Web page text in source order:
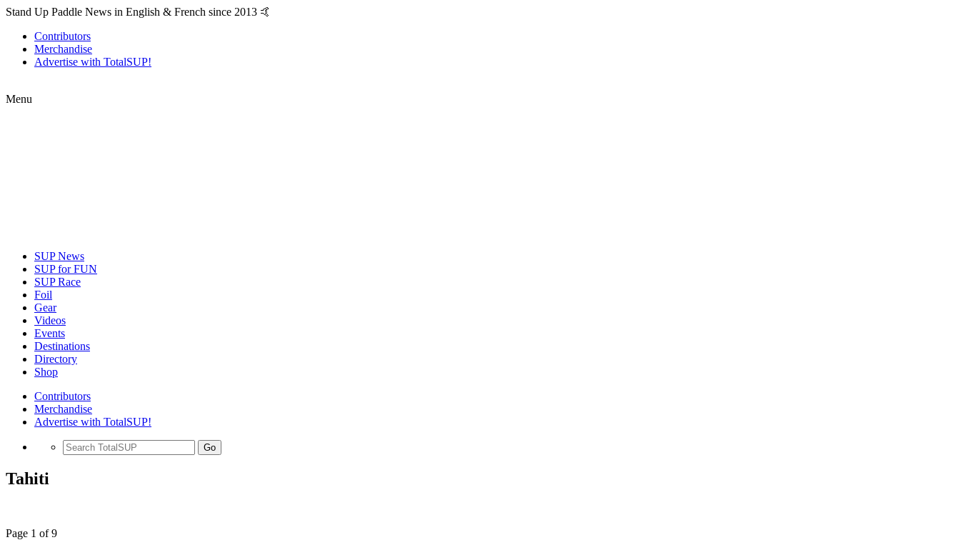
Stand Up Paddle News in English & French since 2013 🤙
Contributors
Merchandise
Advertise with TotalSUP!
Menu
SUP News
SUP for FUN
SUP Race
Foil
Gear
Videos
Events
Destinations
Directory
Shop
Contributors
Merchandise
Advertise with TotalSUP!
Go
Tahiti
Page 1 of 9